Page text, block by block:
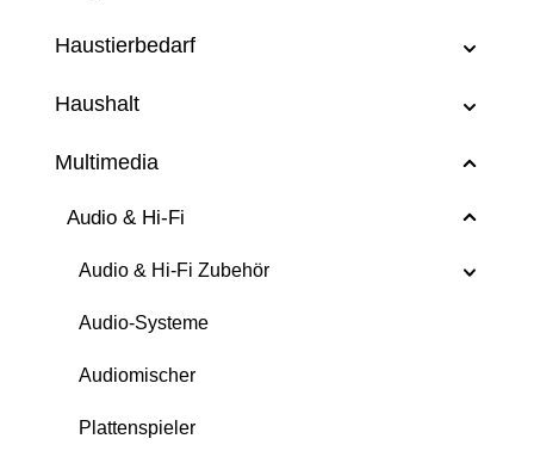
Haustierbedarf
Haushalt
Multimedia
Audio & Hi-Fi
Audio & Hi-Fi Zubehör
Audio-Systeme
Audiomischer
Plattenspieler